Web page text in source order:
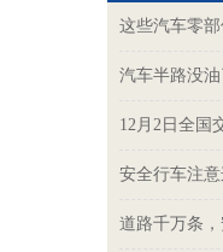
这些汽车零
汽车半路没油
12月2日全国
安全行车注
道路千万条